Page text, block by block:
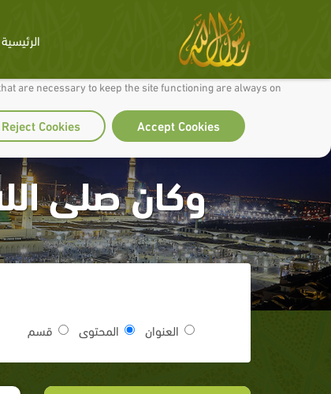
our site work well for you and so we can continually improve it.
are necessary to keep the site functioning are always on
Accept Cookies
Reject Cookies
الرئيسية
وكان صلى
العنوان المحتوى قسم